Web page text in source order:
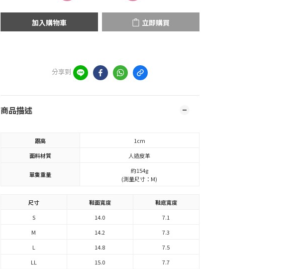
加入購物車 立即購買
分享到
商品描述
跟高
1cm
面料材質
人造皮革
單隻重量
約154g
(測量尺寸：M)
尺寸 鞋面寬度
鞋底寬度
S
14.0
7.1
M
14.2
7.3
L
14.8
7.5
LL
15.0 7.7